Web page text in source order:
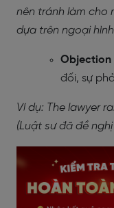
nên tránh làm cho
dựa trên ngoại
Objection
đối, sự
Ví dụ: The lawyer
(Luật sư đã đề